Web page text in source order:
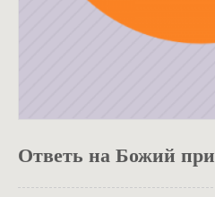
Ответь на Божий